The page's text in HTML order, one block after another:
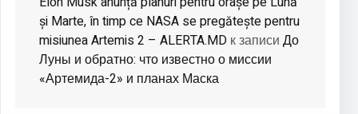
și Marte, în timp ce NASA se pregătește pentru
misiunea Artemis 2 – ALERTA.MD к записи До
Луны и обратно: что известно о миссии
«Артемида-2» и планах Маска